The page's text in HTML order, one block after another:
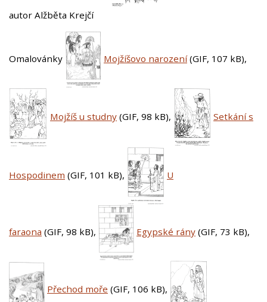
autor Alžběta Krejčí
Omalovánky Mojžíšovo narození (GIF, 107 kB),
Mojžíš u studny (GIF, 98 kB), Setkání s
Hospodinem (GIF, 101 kB), U
faraona (GIF, 98 kB), Egypské rány (GIF, 73 kB),
Přechod moře (GIF, 106 kB),